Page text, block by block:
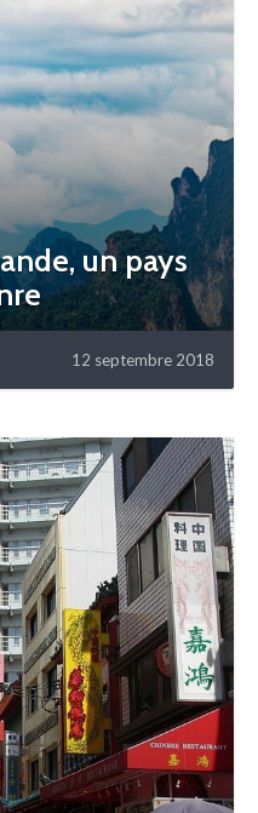
un pays
12 septembre 2018